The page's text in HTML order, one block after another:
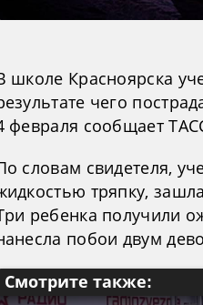
школе Красноярска
чего
февраля сообщает
словам свидетеля,
тряпку,
ребенка получили
побои двум
Смотрите также: